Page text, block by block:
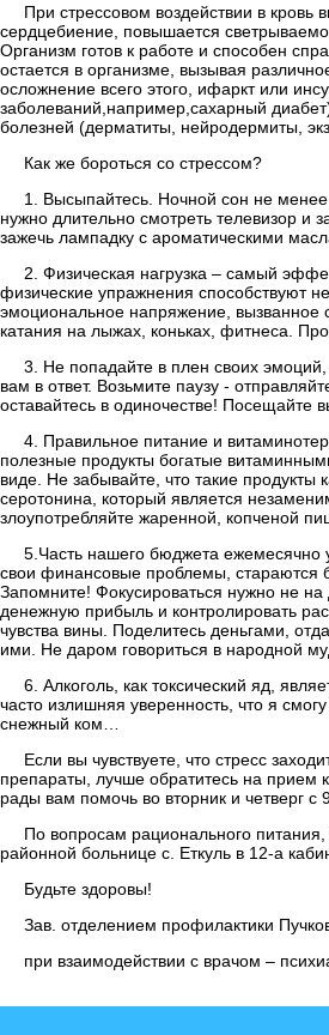
При стрессовом воздействии в кровь
сердцебиение, повышается
Организм готов к работе и способен
остается в организме, вызывая
осложнение всего этого, ифаркт или
заболеваний,например,сахарный
болезней (дерматиты, нейродермиты,
Как же бороться со стрессом?
1. Высыпайтесь. Ночной сон не менее
нужно длительно смотреть телевизор и
зажечь лампадку с ароматическими
2. Физическая нагрузка – самый
физические упражнения способствуют
эмоциональное напряжение, вызванное
катания на лыжах, коньках, фитнеса.
3. Не попадайте в плен своих
вам в ответ. Возьмите паузу -
оставайтесь в одиночестве! Посещайте
4. Правильное питание и
полезные продукты богатые
виде. Не забывайте, что такие
серотонина, который является
злоупотребляйте жаренной, копченой
5.Часть нашего бюджета ежемесячно
свои финансовые проблемы, стараются
Запомните! Фокусироваться нужно не
денежную прибыль и контролировать
чувства вины. Поделитесь деньгами,
ими. Не даром говориться в народной
6. Алкоголь, как токсический яд,
часто излишняя уверенность, что я
снежный ком…
Если вы чувствуете, что стресс
препараты, лучше обратитесь на прием
рады вам помочь во вторник и четверг
По вопросам рационального
районной больнице с. Еткуль в 12-а
Будьте здоровы!
Зав. отделением профилактики
при взаимодействии с врачом –